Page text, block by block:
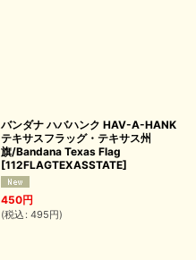
バンダナ ハバハンク HAV-A-HANK
テキサスフラッグ・テキサス州
旗/Bandana Texas Flag
[112FLAGTEXASSTATE]
450円
(税込 : 495円)